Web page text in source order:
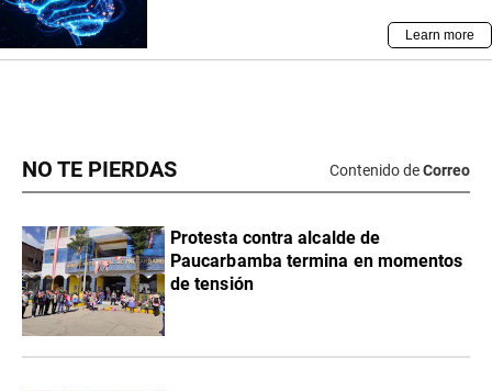
NO TE PIERDAS Contenido deCorreo
Protesta contra alcalde de
Paucarbamba termina en momentos
de tensión